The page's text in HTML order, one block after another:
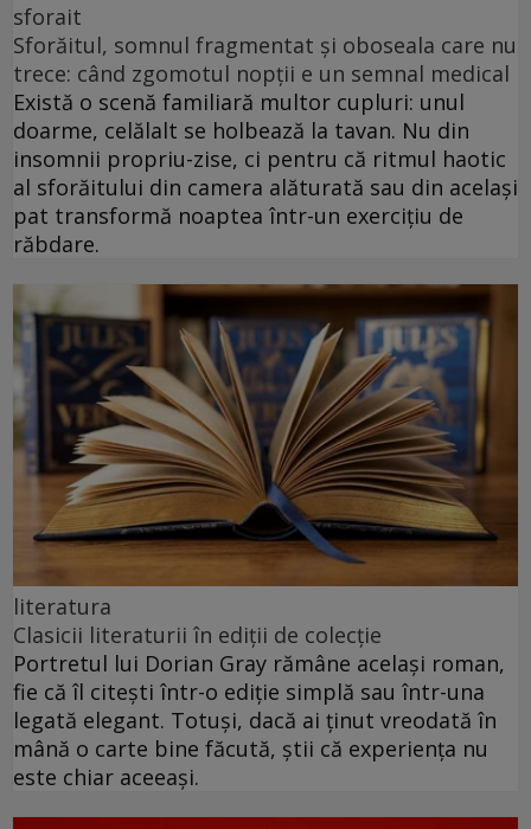
sforait
Sforăitul, somnul fragmentat și oboseala care nu
trece: când zgomotul nopții e un semnal medical
Există o scenă familiară multor cupluri: unul
doarme, celălalt se holbează la tavan. Nu din
insomnii propriu-zise, ci pentru că ritmul haotic
al sforăitului din camera alăturată sau din același
pat transformă noaptea într-un exercițiu de
răbdare.
literatura
Clasicii literaturii în ediții de colecție
Portretul lui Dorian Gray rămâne același roman,
fie că îl citești într-o ediție simplă sau într-una
legată elegant. Totuși, dacă ai ținut vreodată în
mână o carte bine făcută, știi că experiența nu
este chiar aceeași.